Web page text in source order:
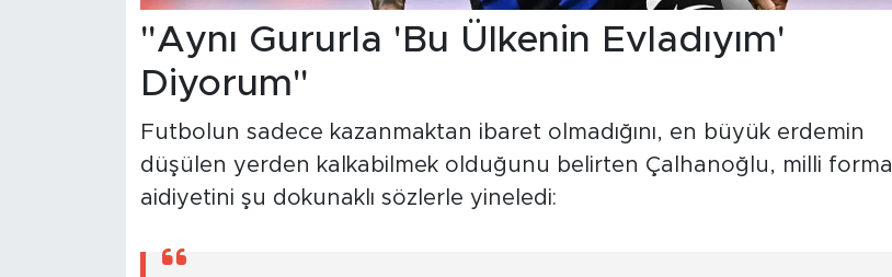
"Aynı Gururla 'Bu Ülkenin Evladıyım'
Diyorum"
Futbolun sadece kazanmaktan ibaret olmadığını, en büyük erdemin
düşülen yerden kalkabilmek olduğunu belirten Çalhanoğlu, milli forma
aidiyetini şu dokunaklı sözlerle yineledi: